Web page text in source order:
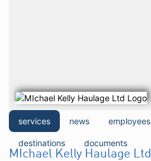
services news employees
destinations documents
MIchael Kelly Haulage Ltd